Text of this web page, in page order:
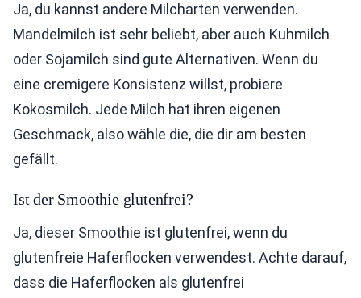
Ja, du kannst andere Milcharten verwenden.
Mandelmilch ist sehr beliebt, aber auch Kuhmilch
oder Sojamilch sind gute Alternativen. Wenn du
eine cremigere Konsistenz willst, probiere
Kokosmilch. Jede Milch hat ihren eigenen
Geschmack, also wähle die, die dir am besten
gefällt.
Ist der Smoothie glutenfrei?
Ja, dieser Smoothie ist glutenfrei, wenn du
glutenfreie Haferflocken verwendest. Achte darauf,
dass die Haferflocken als glutenfrei